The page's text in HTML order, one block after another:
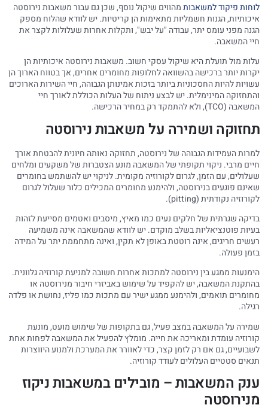
לוחות פיקוד למשאבותמהווים שיקול נוסף, שכן גם עבור משאבות נירוסטה
איכותיות, הגנות חשמליות מתאימות הן קריטיות. יש לוודא שהלוח מספק
הגנה מפני עומס יתר, עבודה "על יבש", ותקלות אחרות שעלולות לקצר את
חיי המשאבה.
עלות מול תועלת היא שיקול עסקי חשוב. משאבות נירוסטה איכותיות הן
יקרות יותר ברכישה בהשוואה לחלופות מחומרים אחרים, אך בטווח הארוך הן
עשויות להיות החסכוניות ביותר בזכות אמינותן הגבוהה, חיי השירות הארוכים
והתחזוקה המינימלית. יש לבצע ניתוח של העלות הכוללת לאורך חיי
המשאבה (TCO), ולא להתמקד רק במחיר הרכישה.
תחזוקה ושמירה על משאבות נירוסטה
למרות העמידות הגבוהה של נירוסטה, תחזוקה נאותה חיונית להבטחת אורך
חיים מרבי. ניקוי תקופתי של המשאבה מונע הצטברות של משקעים ומלחים
שעלולים, עם הזמן, לגרום לקורוזיה מקומית. לניקוי יש להשתמש בחומרים
שאינם פוגעים בנירוסטה, ולהימנע מחומרים המכילים כלור שעלול לגרום
לקורוזיה נקודתית (pitting).
בדיקה שגרתית של חלקים נעים כמו מאיץ, מיסבים ואטמים מסייעת לזהות
בעיות פוטנציאליות בשלב מוקדם. יש לוודא שהמשאבה אינה משמיעה
רעשים חריגים, אינה רוטטת באופן לא תקין, ואינה מתחממת יתר על המידה
בזמן פעולה.
הימנעות ממגע בין נירוסטה למתכות אחרות חשובה למניעת קורוזיה גלוונית.
בהתקנת המשאבה, יש להקפיד על שימוש באביזרי חיבור מנירוסטה או
מחומרים תואמים, ולהימנע ממגע ישיר עם מתכות כמו פליז, נחושת או פלדה
רגילה.
שמירה על המשאבה במצב פעיל, גם בתקופות של שימוש מועט, מונעת
קורוזיה עומדת ומאריכה את חייה. מומלץ להפעיל את המשאבה לפחות אחת
לשבועיים, גם אם רק לזמן קצר, כדי לאוורר את המערכת ולמנוע היווצרות
תנאים סטטיים העלולים לעודד קורוזיה.
ענק המשאבות – מובילים במשאבות ניקוז
מנירוסטה